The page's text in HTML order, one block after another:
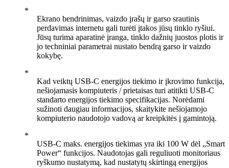
Ekrano bendrinimas, vaizdo įrašų ir garso srautinis
perdavimas internetu gali turėti įtakos jūsų tinklo ryšiui.
Jūsų turima aparatinė įranga, tinklo dažnių juostos plotis ir
jo techniniai parametrai nustato bendrą garso ir vaizdo
kokybę.
Kad veiktų USB-C energijos tiekimo ir įkrovimo funkcija,
nešiojamasis kompiuteris / prietaisas turi atitikti USB-C
standarto energijos tiekimo specifikacijas. Norėdami
sužinoti daugiau informacijos, skaitykite nešiojamojo
kompiuterio naudotojo vadovą ar kreipkitės į gamintoją.
USB-C maks. energijos tiekimas yra iki 100 W dėl „Smart
Power“ funkcijos. Naudotojas gali reguliuoti monitoriaus
ryškumo nustatymą, kad nustatytų skirtingą energijos